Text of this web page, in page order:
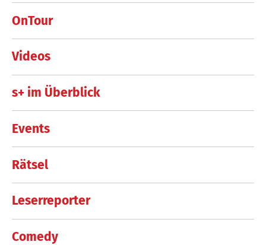
OnTour
Videos
s+ im Überblick
Events
Rätsel
Leserreporter
Comedy